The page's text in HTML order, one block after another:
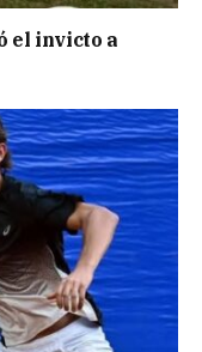
el invicto a